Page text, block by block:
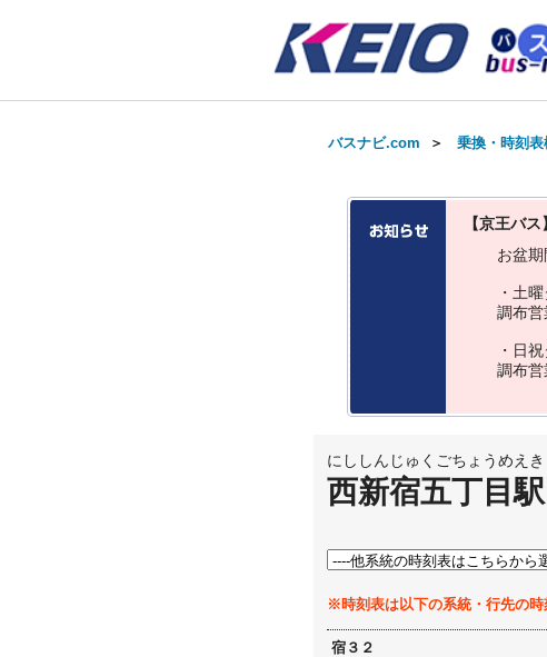
バスナビ.com ＞ 乗換・時刻表
【京王バ
お盆期
・ 土曜
調布営
・ 日祝
調布営
にししんじゅくごちょうめえき
西新宿五丁目
※時刻表は以下の系統・行先の
宿３２